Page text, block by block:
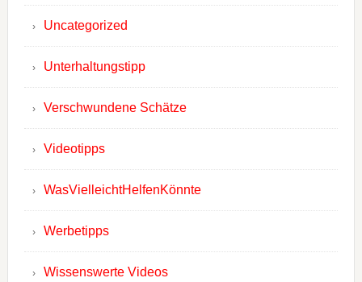
Uncategorized
Unterhaltungstipp
Verschwundene Schätze
Videotipps
WasVielleichtHelfenKönnte
Werbetipps
Wissenswerte Videos